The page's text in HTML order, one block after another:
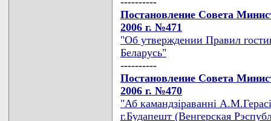
Постановление Совета
2006 г. №471
"Об утверждении Правил
Беларусь"
----------
Постановление Совета
2006 г. №470
"Аб камандзiраваннi
г.Будапешт (Венгерская